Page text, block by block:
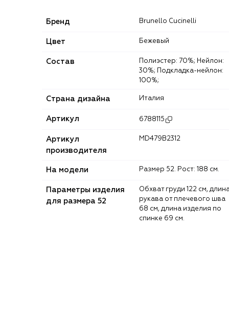
Бренд Brunello Cucinelli
Цвет Бежевый
Состав
30%; Подкладка-нейлон:
100%;
Страна дизайна Италия
Артикул 6788115
Артикул
производителя
MD479B2312
На модели Размер 52. Рост: 188 см.
Параметры изделия
для размера 52
Обхват груди 122 см, длина
рукава от плечевого шва
68 см, длина изделия по
спинке 69 см.